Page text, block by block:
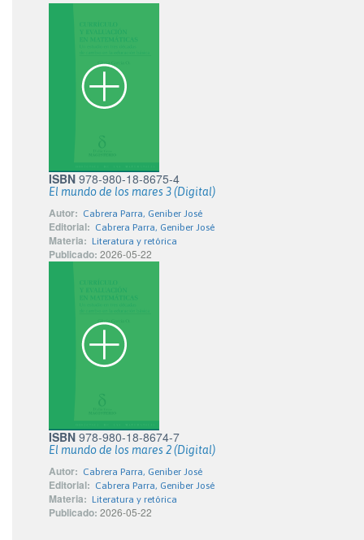
ISBN 978-980-18-8675-4
El mundo de los mares 3 (Digital)
Autor: Cabrera Parra, Geniber José
Editorial: Cabrera Parra, Geniber José
Materia: Literatura y retórica
Publicado: 2026-05-22
ISBN 978-980-18-8674-7
El mundo de los mares 2 (Digital)
Autor: Cabrera Parra, Geniber José
Editorial: Cabrera Parra, Geniber José
Materia: Literatura y retórica
Publicado: 2026-05-22